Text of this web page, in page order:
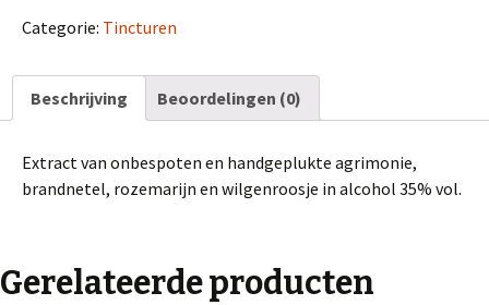
Categorie: Tincturen
Beschrijving Beoordelingen (0)
Extract van onbespoten en handgeplukte agrimonie,
brandnetel, rozemarijn en wilgenroosje in alcohol 35% vol.
Gerelateerde producten